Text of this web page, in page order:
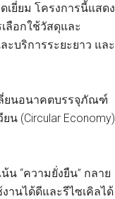
ยี่ยม โครงการนี้แสดง
ลือกใช้วัสดุและ
บริการระยะยาว และ
ยนอนาคตบรรจุภัณฑ์
น (Circular Economy)
“ความยั่งยืน” กลาย
านได้ดีและรีไซเคิลได้